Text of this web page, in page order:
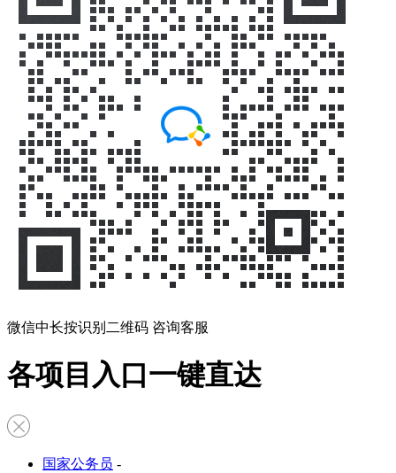
微信中长按识别二维码 咨询客服
各项目入口一键直达
国家公务员 -